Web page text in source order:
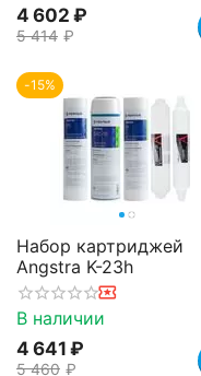
4 602 ₽
5 414 ₽
-15%
Набор картриджей
Angstra K-23h
В наличии
4 641 ₽
5 460 ₽